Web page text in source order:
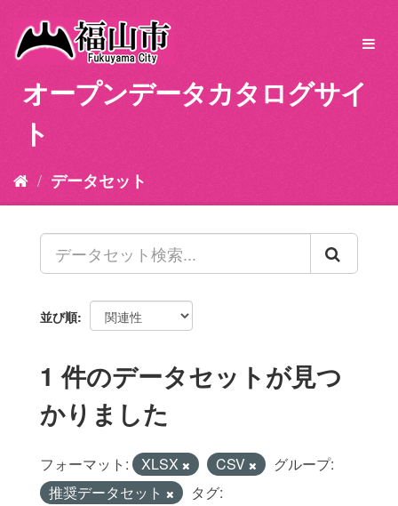
オープンデータカタログサイ
ト
データセット
並び順
1 件のデータセットが見つ
かりました
フォーマット: XLSX CSV
グループ:
推奨データセット
タグ: